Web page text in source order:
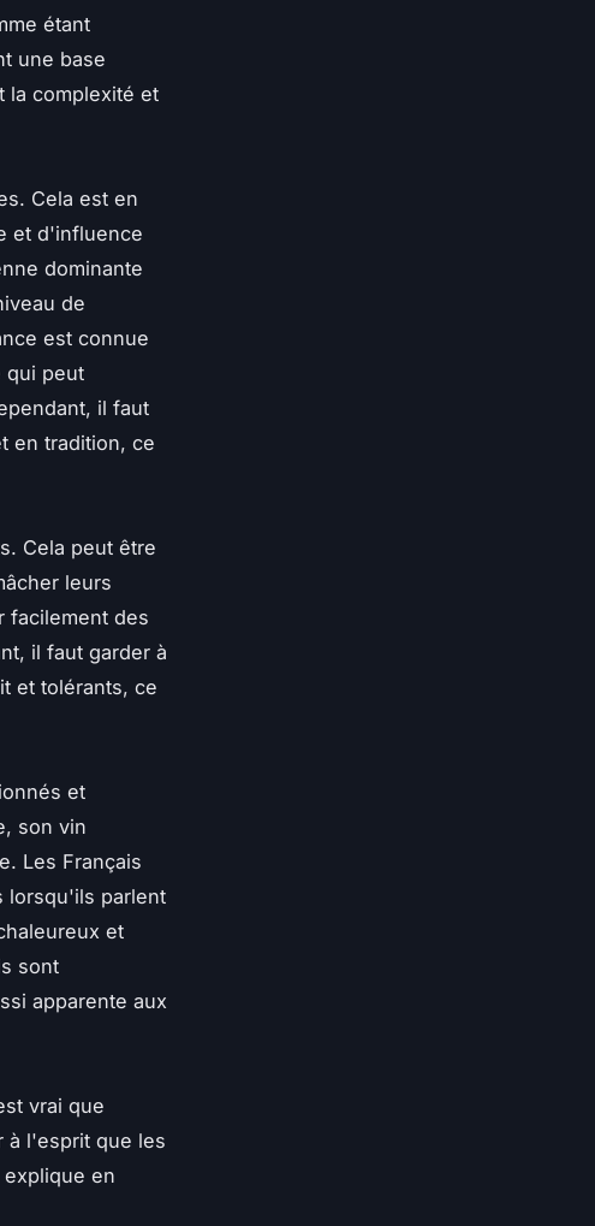
étant
une base
la complexité et
Cela est en
et d'influence
dominante
de
est connue
qui peut
il faut
en tradition, ce
Cela peut être
leurs
facilement des
il faut garder à
et tolérants, ce
et
son vin
Les Français
lorsqu'ils parlent
et
sont
apparente aux
vrai que
à l'esprit que les
en